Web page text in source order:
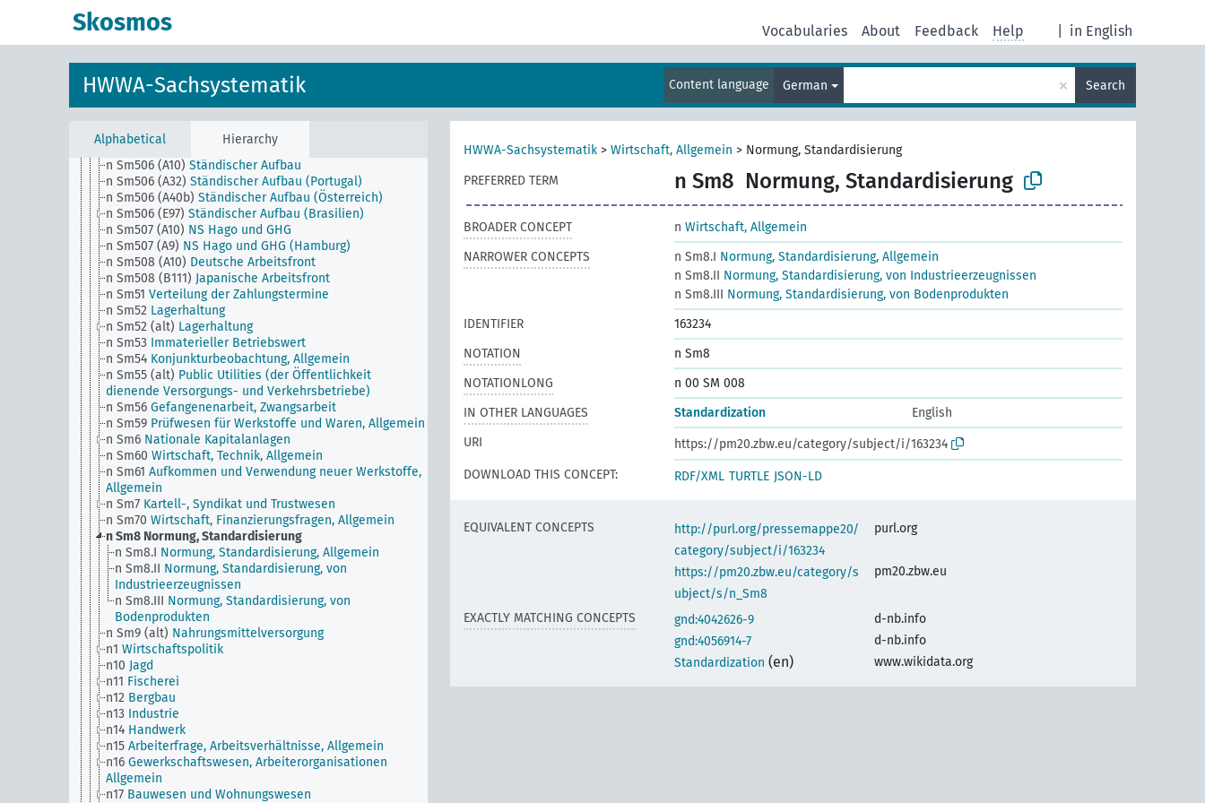
Skosmos in English
Vocabularies About Feedback Help
HWWA-Sachsystematik Content language German × Search
Alphabetical Hierarchy
Fragen
Versailler Vertrages
Volks-Berufs- und Betriebszählung v.
n Sm505 (E15)
Census and House Reapportionment Bill
(1930 decenial census)
n Sm506 (A10) Ständischer Aufbau
n Sm506 (A32) Ständischer Aufbau (Portugal)
n Sm506 (A40b) Ständischer Aufbau (Österreich)
n Sm506 (E97) Ständischer Aufbau (Brasilien)
n Sm507 (A10) NS Hago und GHG
n Sm507 (A9) NS Hago und GHG (Hamburg)
n Sm508 (A10) Deutsche Arbeitsfront
n Sm508 (B111) Japanische Arbeitsfront
n Sm51 Verteilung der Zahlungstermine
n Sm52 Lagerhaltung
n Sm52 (alt) Lagerhaltung
n Sm53 Immaterieller Betriebswert
n Sm54 Konjunkturbeobachtung, Allgemein
n Sm55 (alt) Public Utilities (der Öffentlichkeit
dienende Versorgungs- und Verkehrsbetriebe)
n Sm56 Gefangenenarbeit, Zwangsarbeit
n Sm59 Prüfwesen für Werkstoffe und Waren, Allgemein
n Sm6 Nationale Kapitalanlagen
n Sm60 Wirtschaft, Technik, Allgemein
n Sm61 Aufkommen und Verwendung neuer Werkstoffe,
Allgemein
n Sm7 Kartell-, Syndikat und Trustwesen
n Sm70 Wirtschaft, Finanzierungsfragen, Allgemein
n Sm8 Normung, Standardisierung
n Sm8.I Normung, Standardisierung, Allgemein
n Sm8.II Normung, Standardisierung, von
Industrieerzeugnissen
n Sm8.III Normung, Standardisierung, von
Bodenprodukten
n Sm9 (alt) Nahrungsmittelversorgung
n1 Wirtschaftspolitik
n10 Jagd
n11 Fischerei
n12 Bergbau
n13 Industrie
n14 Handwerk
n15 Arbeiterfrage, Arbeitsverhältnisse, Allgemein
n16 Gewerkschaftswesen, Arbeiterorganisationen
Allgemein
n17 Bauwesen und Wohnungswesen
HWWA-Sachsystematik > Wirtschaft, Allgemein > Normung, Standardisierung
PREFERRED TERM
n Sm8 Normung, Standardisierung
BROADER CONCEPT n Wirtschaft, Allgemein
NARROWER CONCEPTS
n Sm8.I Normung, Standardisierung, Allgemein
n Sm8.II Normung, Standardisierung, von Industrieerzeugnissen
n Sm8.III Normung, Standardisierung, von Bodenprodukten
IDENTIFIER
163234
NOTATION
n Sm8
NOTATIONLONG
n 00 SM 008
IN OTHER LANGUAGES
Standardization
English
URI
https://pm20.zbw.eu/category/subject/i/163234
DOWNLOAD THIS CONCEPT:
RDF/XML TURTLE JSON-LD
EQUIVALENT CONCEPTS
http://purl.org/pressemappe20/
category/subject/i/163234
purl.org
https://pm20.zbw.eu/category/s
ubject/s/n_Sm8
pm20.zbw.eu
EXACTLY MATCHING CONCEPTS gnd:4042626-9
d-nb.info
gnd:4056914-7
d-nb.info
Standardization (en) www.wikidata.org